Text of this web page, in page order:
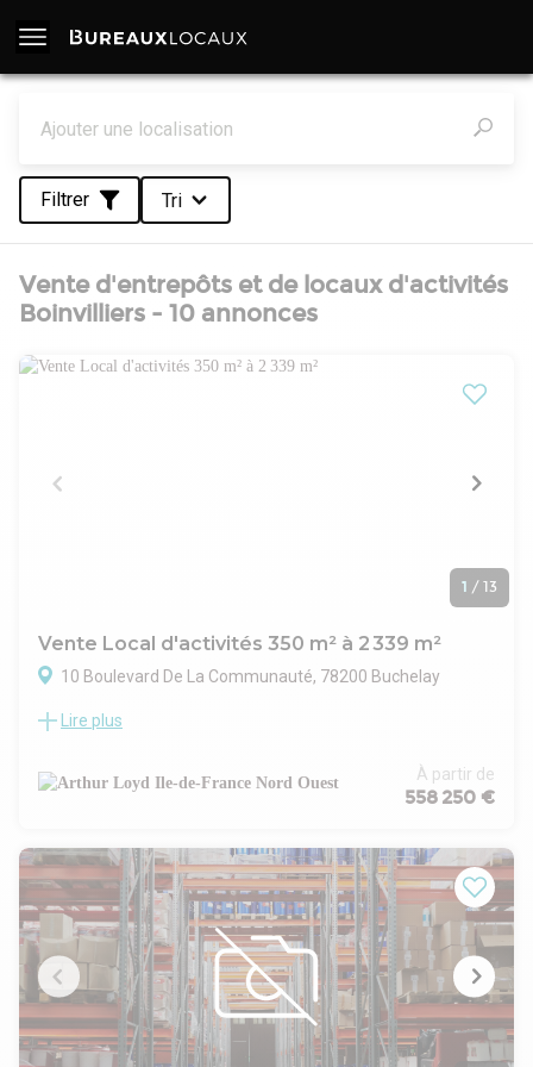
Filtrer Tri
Vente d'entrepôts et de locaux d'activités
Boinvilliers - 10 annonces
1 / 13
Vente Local d'activités 350 m² à 2 339 m²
10 Boulevard De La Communauté, 78200 Buchelay
Implantés sur la commune de Buchelay, ces locaux d'activité
sortie immédiate de l'autoroute A13, au niveau du rond-
point. Ils se trouvent à proximité directe de la zone
Les cellules proposées à la vente sont neuves et disposent
de bureaux d'accompagnement. Elles bénéficient d'une
grande visibilité depuis l'axe autoroutier, ce qui constitue un
atout pour votre activité. Chaque lot dispose de parkings
privatifs, garantissant ainsi un accueil optimal pour vos
collaborateurs et visiteurs.
La livraison est rapide, vous permettant d'envisager votre
installation sans délai. Ce programme réunit des prestations
qualitatives, un accès aisé et un cadre adapté à vos besoins
Lire plus
À partir de
558 250 €